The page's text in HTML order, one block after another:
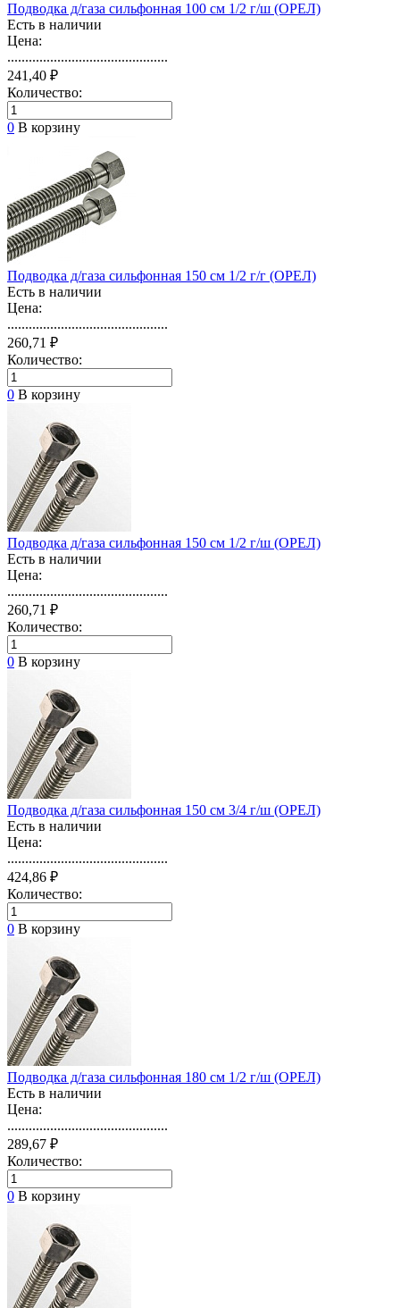
Подводка д/газа сильфонная 100 см 1/2 г/ш (ОРЕЛ)
Есть в наличии
Цена:
.............................................
241,40 ₽
Количество:
0 В корзину
Подводка д/газа сильфонная 150 см 1/2 г/г (ОРЕЛ)
Есть в наличии
Цена:
.............................................
260,71 ₽
Количество:
0 В корзину
Подводка д/газа сильфонная 150 см 1/2 г/ш (ОРЕЛ)
Есть в наличии
Цена:
.............................................
260,71 ₽
Количество:
0 В корзину
Подводка д/газа сильфонная 150 см 3/4 г/ш (ОРЕЛ)
Есть в наличии
Цена:
.............................................
424,86 ₽
Количество:
0 В корзину
Подводка д/газа сильфонная 180 см 1/2 г/ш (ОРЕЛ)
Есть в наличии
Цена:
.............................................
289,67 ₽
Количество:
0 В корзину